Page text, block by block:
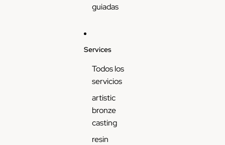
guiadas
Services
Todos los
servicios
artistic
bronze
casting
resin